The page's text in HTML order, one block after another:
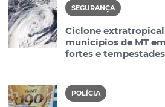
SEGURANÇA
Ciclone
municípios de MT
fortes e tempestades
POLÍCIA